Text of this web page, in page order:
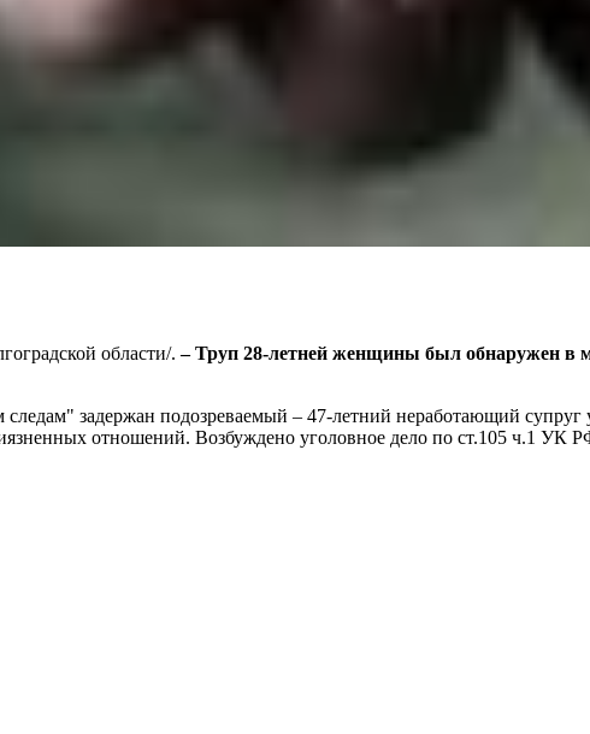
области/.– Труп 28-летней женщины был обнаружен в
задержан подозреваемый – 47-летний неработающий
отношений. Возбуждено уголовное дело по ст.105 ч.1 УК